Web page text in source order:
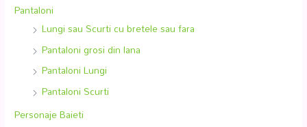
Pantaloni
Lungi sau Scurti cu bretele sau fara
Pantaloni grosi din lana
Pantaloni Lungi
Pantaloni Scurti
Personaje Baieti